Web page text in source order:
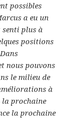
possibles
a eu un
senti plus à
positions
nous pouvons
le milieu de
à
prochaine
la prochaine